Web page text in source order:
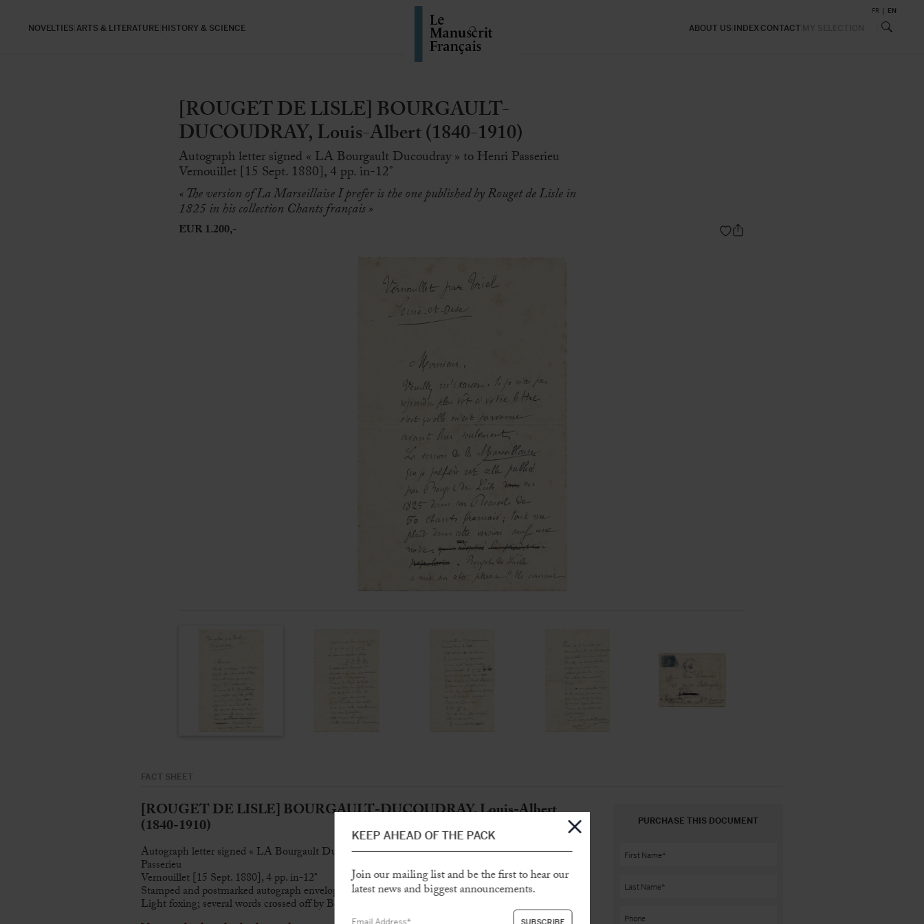
NOVELTIES ARTS & LITERATURE HISTORY & SCIENCE ABOUT US INDEXCONTACT
FR EN
[ROUGET DE LISLE] BOURGAULT-
DUCOUDRAY, Louis-Albert (1840-1910)
Autograph letter signed « LA Bourgault Ducoudray » to Henri Passerieu
Vernouillet [15 Sept. 1880], 4 pp. in-12°
« The version of La Marseillaise I prefer is the one published by Rouget de Lisle in
1825 in his collection Chants français »
EUR 1.200,-
FACT SHEET
[ROUGET DE LISLE] BOURGAULT-DUCOUDRAY, Louis-Albert
(1840-1910)
Autograph letter signed « LA Bourgault Ducoudray » to librettist and Languedocian poet Henri
Passerieu
Vernouillet [15 Sept. 1880], 4 pp. in-12°
Stamped and postmarked autograph envelope
Light foxing; several words crossed off by Bourgault-Ducoudray
PURCHASE THIS DOCUMENT
KEEP AHEAD OF THE PACK
Join our mailing list and be the first to hear our
latest news and biggest announcements.